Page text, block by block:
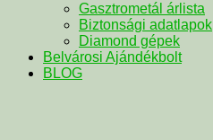
Gasztrometál árlista
Biztonsági adatlapok
Diamond gépek
Belvárosi Ajándékbolt
BLOG